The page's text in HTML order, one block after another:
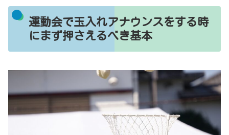
運動会で玉入れアナウンスをする時
にまず押さえるべき基本